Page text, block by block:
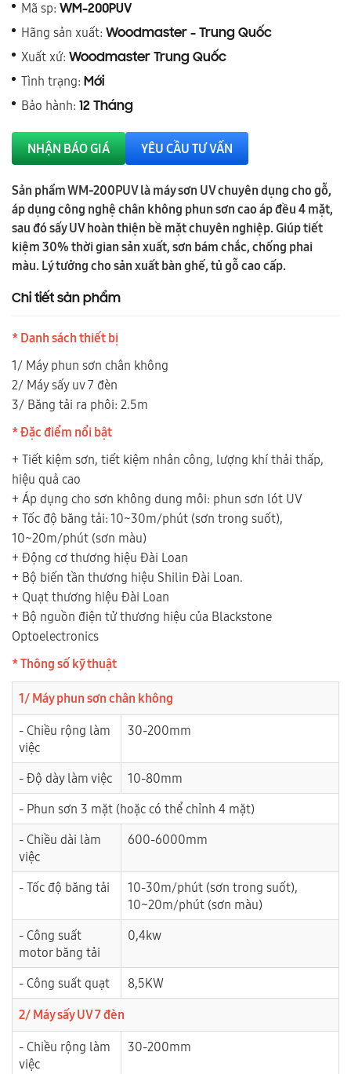
Mã sp: WM-200PUV
Hãng sản xuất: Woodmaster - Trung Quốc
Xuất xứ: Woodmaster Trung Quốc
Tình trạng: Mới
Bảo hành: 12 Tháng
NHẬN BÁO GIÁ YÊU CẦU TƯ VẤN
Sản phẩm WM-200PUV là máy sơn UV chuyên dụng cho gỗ,
áp dụng công nghệ chân không phun sơn cao áp đều 4 mặt,
sau đó sấy UV hoàn thiện bề mặt chuyên nghiệp. Giúp tiết
kiệm 30% thời gian sản xuất, sơn bám chắc, chống phai
màu. Lý tưởng cho sản xuất bàn ghế, tủ gỗ cao cấp.
Chi tiết sản phẩm
* Danh sách thiết bị
1/ Máy phun sơn chân không
2/ Máy sấy uv 7 đèn
3/ Băng tải ra phôi: 2.5m
* Đặc điểm nổi bật
+ Tiết kiệm sơn, tiết kiệm nhân công, lượng khí thải thấp,
hiệu quả cao
+ Áp dụng cho sơn không dung môi: phun sơn lót UV
+ Tốc độ băng tải: 10~30m/phút (sơn trong suốt),
10~20m/phút (sơn màu)
+ Động cơ thương hiệu Đài Loan
+ Bộ biến tần thương hiệu Shilin Đài Loan.
+ Quạt thương hiệu Đài Loan
+ Bộ nguồn điện tử thương hiệu của Blackstone
Optoelectronics
* Thông số kỹ thuật
1/ Máy phun sơn chân không
- Chiều rộng làm
việc
30-200mm
- Độ dày làm việc
10-80mm
- Phun sơn 3 mặt (hoặc có thể chỉnh 4 mặt)
- Chiều dài làm
việc
600-6000mm
- Tốc độ băng tải
10-30m/phút (sơn trong suốt),
10~20m/phút (sơn màu)
- Công suất
motor băng tải
0,4kw
- Công suất quạt
8,5KW
2/ Máy sấy UV 7 đèn
- Chiều rộng làm
việc
30-200mm